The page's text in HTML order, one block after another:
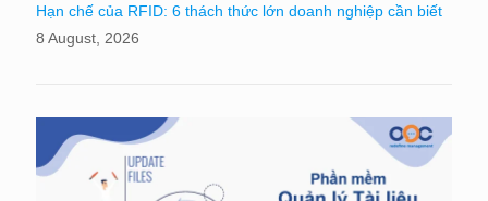
Hạn chế của RFID: 6 thách thức lớn doanh nghiệp cần biết
8 August, 2026